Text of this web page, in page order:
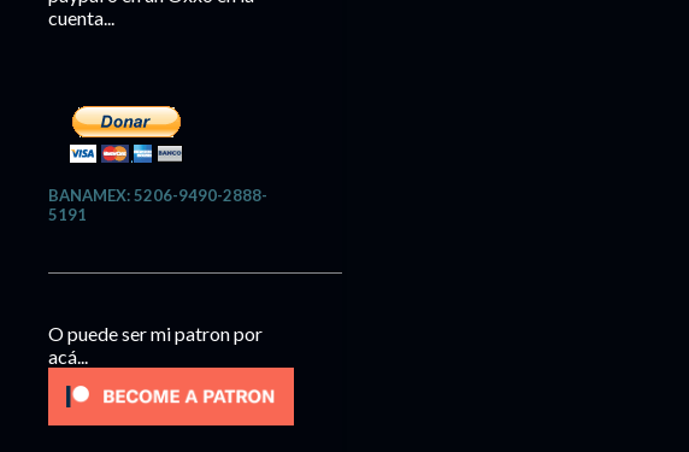
cuenta...
BANAMEX: 5206-9490-2888-
5191
O puede ser mi patron por
acá...